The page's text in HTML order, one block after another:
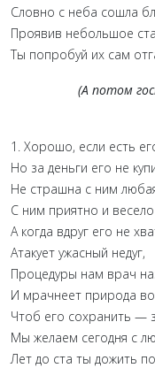
Словно с неба сошла
Проявив небольшое
Ты попробуй их сам
(А потом
1. Хорошо, если есть
Но за деньги его не
Не страшна с ним
С ним приятно и весело
А когда вдруг его не
Атакует ужасный недуг,
Процедуры нам врач
И мрачнеет природа
Чтоб его сохранить —
Мы желаем сегодня с
Лет до ста ты дожить